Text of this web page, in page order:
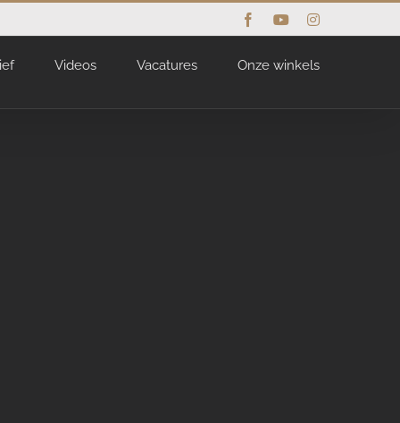
FacebookYouTubeInstagram
Videos Vacatures Onze winkels